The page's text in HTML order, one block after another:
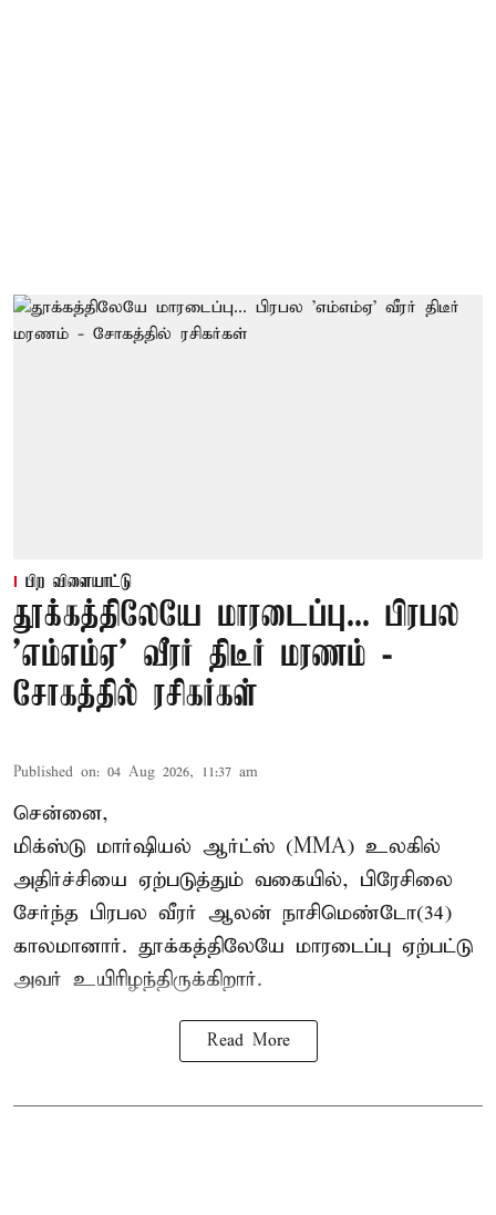
பிற விளையாட்டு
தூக்கத்திலேயே மாரடைப்பு... பிரபல
’எம்எம்ஏ’ வீரர் திடீர் மரணம் -
சோகத்தில் ரசிகர்கள்
Published on: 04 Aug 2026, 11:37 am
சென்னை,
மிக்ஸ்டு மார்ஷியல் ஆர்ட்ஸ் (MMA) உலகில்
அதிர்ச்சியை ஏற்படுத்தும் வகையில், பிரேசிலை
சேர்ந்த பிரபல வீரர் ஆலன் நாசிமெண்டோ(34)
காலமானார். தூக்கத்திலேயே மாரடைப்பு ஏற்பட்டு
அவர் உயிரிழந்திருக்கிறார்.
Read More